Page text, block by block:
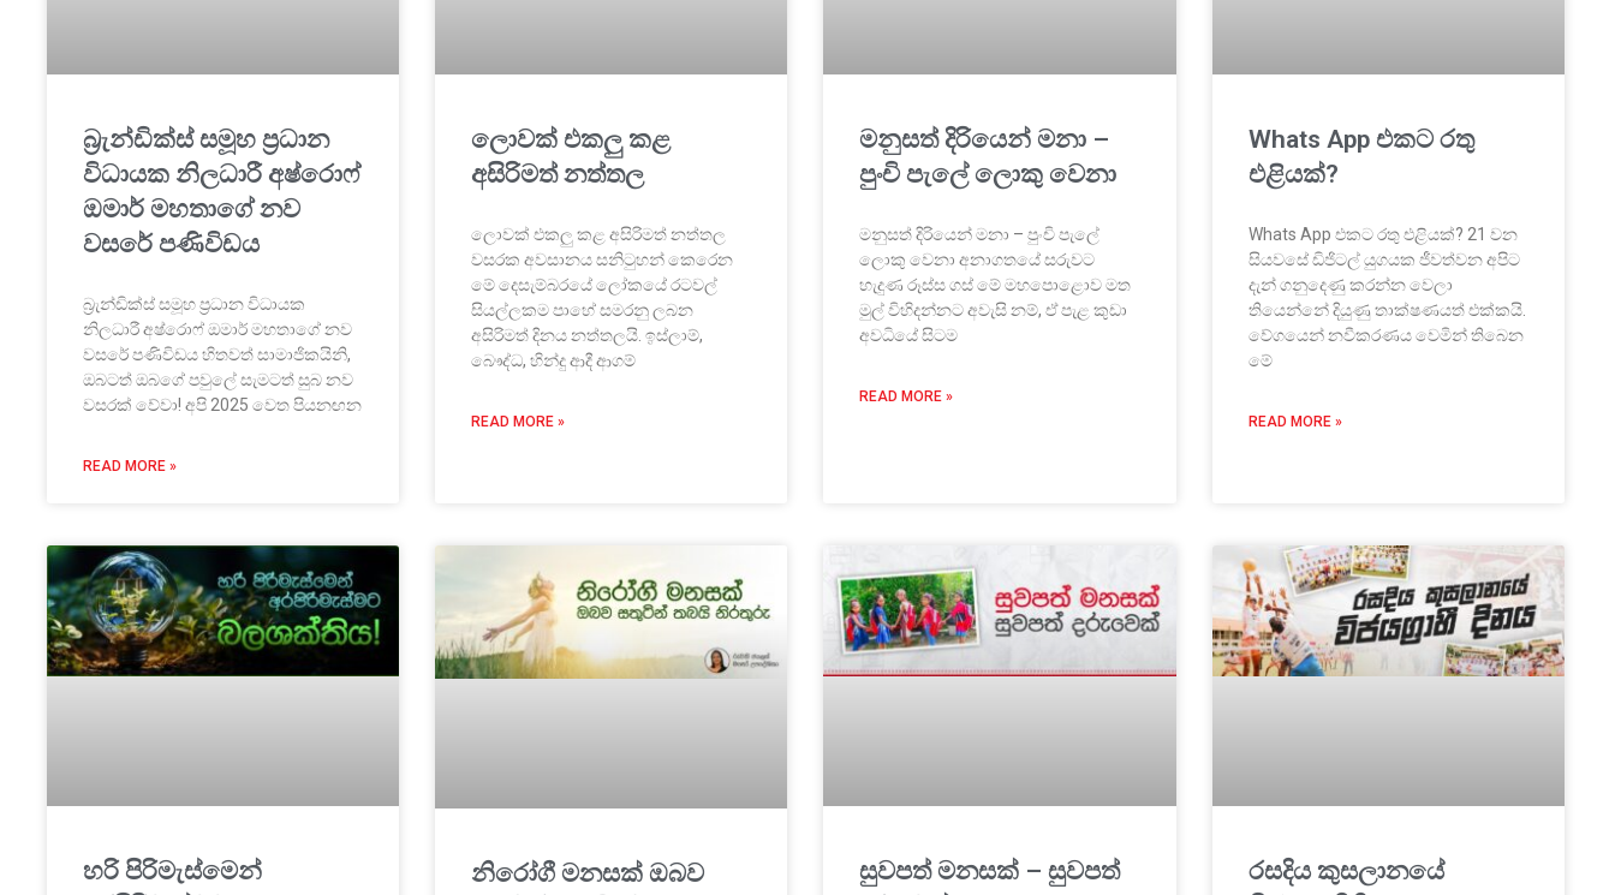
බ්‍රැන්ඩික්ස් සමූහ ප්‍රධාන
විධායක නිලධාරී අෂ්රොෆ්
ඔමාර් මහතාගේ නව
වසරේ පණිවිඩය
බ්‍රැන්ඩික්ස් සමූහ ප්‍රධාන විධායක
නිලධාරී අෂ්රොෆ් ඔමාර් මහතාගේ නව
වසරේ පණිවිඩය හිතවත් සාමාජිකයිනි,
ඔබටත් ඔබගේ පවුලේ සැමටත් සුබ නව
වසරක් වේවා! අපි 2025 වෙත පියනඟන
READ MORE »
ලොවක් එකලු කළ
අසිරිමත් නත්තල
ලොවක් එකලු කළ අසිරිමත් නත්තල
වසරක අවසානය සනිටුහන් කෙරෙන
මේ දෙසැම්බරයේ ලෝකයේ රටවල්
සියල්ලකම පාහේ සමරනු ලබන
අසිරිමත් දිනය නත්තලයි. ඉස්ලාම්,
බෞද්ධ, හින්දු ආදී ආගම්
READ MORE »
මනුසත් දිරියෙන් මනා –
පුංචි පැලේ ලොකු වෙනා
මනුසත් දිරියෙන් මනා – පුංචි පැලේ
ලොකු වෙනා අනාගතයේ සරුවට
හැදුණ රූස්ස ගස් මේ මහපොළොව මත
මුල් විහිදන්නට අවැසි නම්, ඒ පැළ කුඩා
අවධියේ සිටම
READ MORE »
Whats App එකට රතු
එළියක්?
Whats App එකට රතු එළියක්? 21 වන
සියවසේ ඩිජිටල් යුගයක ජීවත්වන අපිට
දැන් ගනුදෙණු කරන්න වෙලා
තියෙන්නේ දියුණු තාක්ෂණයත් එක්කයි.
වේගයෙන් නවීකරණය වෙමින් තිබෙන
මේ
READ MORE »
හරි පිරිමැස්මෙන්
නිරෝගී මනසක් ඔබව
සුවපත් මනසක් – සුවපත්
රසදිය කුසලානයේ